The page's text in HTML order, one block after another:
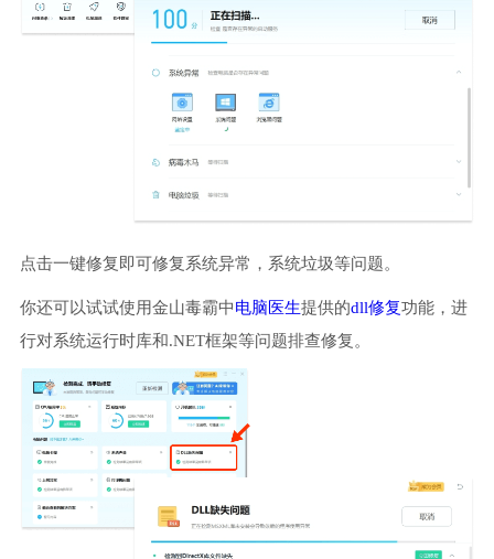
点击一键修复即可修复系统异常，系统垃圾等问题。
你还可以试试使用金山毒霸中电脑医生提供的dll修复功能，进
行对系统运行时库和.NET框架等问题排查修复。